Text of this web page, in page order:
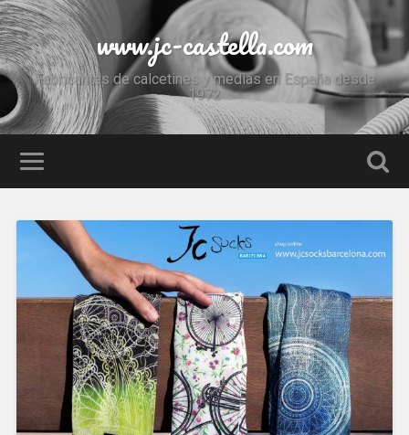
www.jc-castella.com
Fabricantes de calcetines y medias en España desde
1972